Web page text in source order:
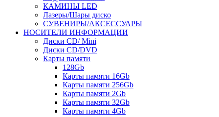
КАМИНЫ LED
Лазеры/Шары диско
СУВЕНИРЫ/АКСЕССУАРЫ
НОСИТЕЛИ ИНФОРМАЦИИ
Диски CD/ Mini
Диски CD/DVD
Карты памяти
128Gb
Карты памяти 16Gb
Карты памяти 256Gb
Карты памяти 2Gb
Карты памяти 32Gb
Карты памяти 4Gb